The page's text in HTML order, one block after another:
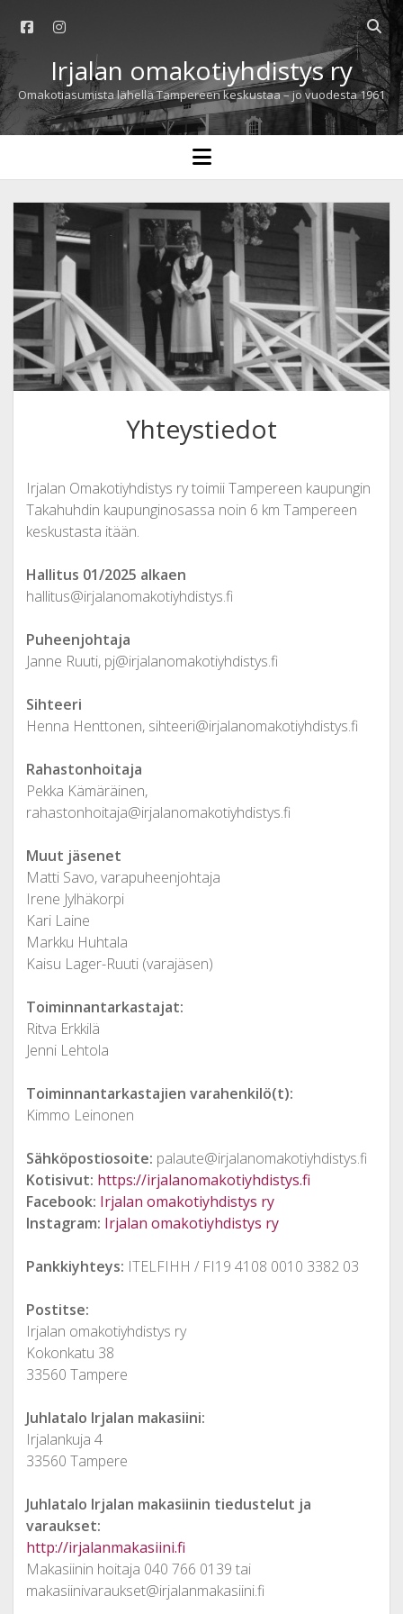
facebookinstagram
Open
bar
Irjalan omakotiyhdistys ry
Omakotiasumista lähellä Tampereen keskustaa – jo vuodesta 1961
open
menu
Yhteystiedot
Irjalan Omakotiyhdistys ry toimii Tampereen kaupungin
Takahuhdin kaupunginosassa noin 6 km Tampereen
keskustasta itään.
Hallitus 01/2025 alkaen
hallitus@irjalanomakotiyhdistys.fi
Puheenjohtaja
Janne Ruuti, pj@irjalanomakotiyhdistys.fi
Sihteeri
Henna Henttonen, sihteeri@irjalanomakotiyhdistys.fi
Rahastonhoitaja
Pekka Kämäräinen,
rahastonhoitaja@irjalanomakotiyhdistys.fi
Muut jäsenet
Matti Savo, varapuheenjohtaja
Irene Jylhäkorpi
Kari Laine
Markku Huhtala
Kaisu Lager-Ruuti (varajäsen)
Toiminnantarkastajat:
Ritva Erkkilä
Jenni Lehtola
Toiminnantarkastajien varahenkilö(t):
Kimmo Leinonen
Sähköpostiosoite: palaute@irjalanomakotiyhdistys.fi
Kotisivut: https://irjalanomakotiyhdistys.fi
Facebook: Irjalan omakotiyhdistys ry
Instagram: Irjalan omakotiyhdistys ry
Pankkiyhteys: ITELFIHH / FI19 4108 0010 3382 03
Postitse:
Irjalan omakotiyhdistys ry
Kokonkatu 38
33560 Tampere
Juhlatalo Irjalan makasiini:
Irjalankuja 4
33560 Tampere
Juhlatalo Irjalan makasiinin tiedustelut ja
varaukset:
http://irjalanmakasiini.fi
Makasiinin hoitaja 040 766 0139 tai
makasiinivaraukset@irjalanmakasiini.fi